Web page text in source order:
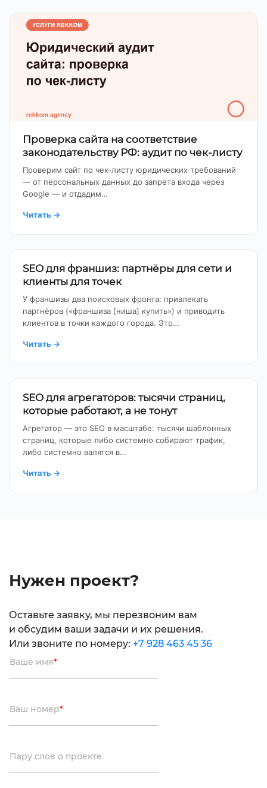
Проверка сайта на соответствие
законодательству РФ: аудит по чек-листу
Проверим сайт по чек-листу юридических требований
— от персональных данных до запрета входа через
Google — и отдадим…
Читать →
SEO для франшиз: партнёры для сети и
клиенты для точек
У франшизы два поисковых фронта: привлекать
партнёров («франшиза [ниша] купить») и приводить
клиентов в точки каждого города. Это…
Читать →
SEO для агрегаторов: тысячи страниц,
которые работают, а не тонут
Агрегатор — это SEO в масштабе: тысячи шаблонных
страниц, которые либо системно собирают трафик,
либо системно валятся в…
Читать →
Нужен проект?
Оставьте заявку, мы перезвоним вам
и обсудим ваши задачи и их решения.
Или звоните по номеру: +7 928 463 45 36
Ваше имя*
Ваш номер*
Пару слов о проекте